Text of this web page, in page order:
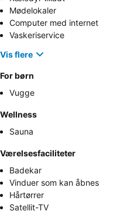
Mødelokaler
Computer med internet
Vaskeriservice
Vis flere
For børn
Vugge
Wellness
Sauna
Værelsesfaciliteter
Badekar
Vinduer som kan åbnes
Hårtørrer
Satellit-TV